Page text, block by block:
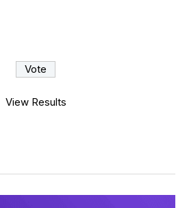
View Results